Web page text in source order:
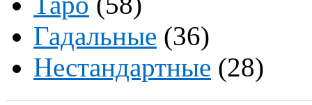
Гадальные (36)
Нестандартные (28)